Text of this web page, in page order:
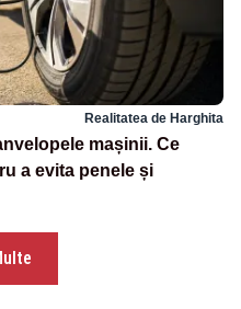
Realitatea de Harghita
mașinii. Ce
a evita penele și